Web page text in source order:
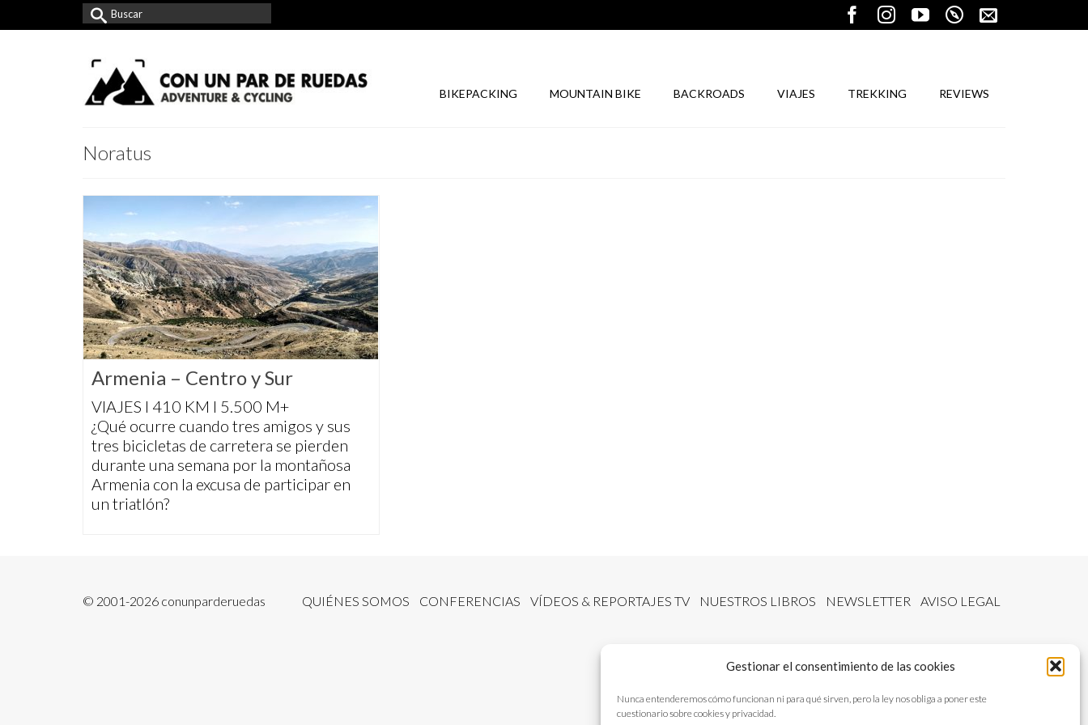
Gestionar el consentimiento de las cookies
Nunca entenderemos cómo funcionan ni para qué sirven, pero la ley nos obliga a poner este
cuestionario sobre cookies y privacidad.
Buscar
por:
BIKEPACKING MOUNTAIN BIKE BACKROADS VIAJES TREKKING REVIEWS
Noratus
Armenia – Centro y Sur
VIAJES I 410 KM I 5.500 M+
¿Qué ocurre cuando tres amigos y sus
tres bicicletas de carretera se pierden
durante una semana por la montañosa
Armenia con la excusa de participar en
un triatlón?
QUIÉNES SOMOS CONFERENCIAS VÍDEOS & REPORTAJES TV NUESTROS LIBROS NEWSLETTER AVISO LEGAL
© 2001-2026 conunparderuedas